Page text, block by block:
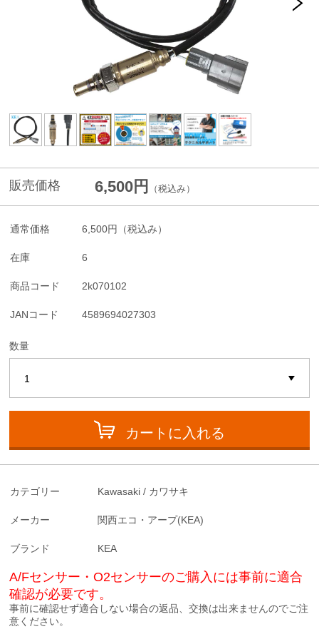
販売価格 6,500円 （税込み）
通常価格 6,500円 （税込み）
在庫 6
商品コード 2k070102
JANコード 4589694027303
数量
カートに入れる
カテゴリー Kawasaki / カワサキ
メーカー 関西エコ・アープ(KEA)
ブランド KEA
A/Fセンサー・O2センサーのご購入には事前に適合
確認が必要です。
事前に確認せず適合しない場合の返品、交換は出来ませんのでご注
意ください。